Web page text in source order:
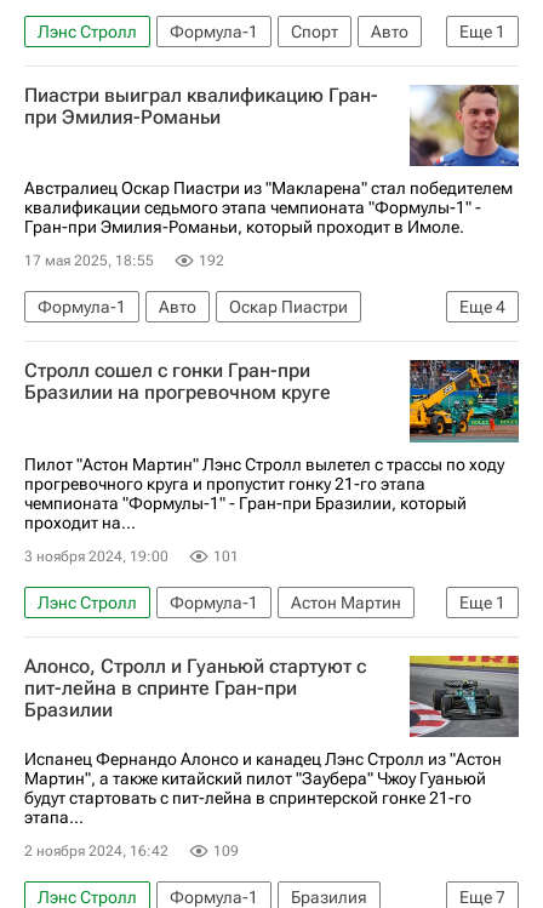
Еще 1
Лэнс Стролл Формула-1 Спорт
Авто
Астон Мартин
Пиастри выиграл квалификацию Гран-
при Эмилия-Романьи
Австралиец Оскар Пиастри из "Макларена" стал победителем
квалификации седьмого этапа чемпионата "Формулы-1" -
Гран-при Эмилия-Романьи, который проходит в Имоле.
17 мая 2025, 18:55 192
Еще4
Формула-1 Авто
Оскар Пиастри
Макс Ферстаппен
Джордж Расселл
Макларен
Мерседес
Стролл сошел с гонки Гран-при
Бразилии на прогревочном круге
Пилот "Астон Мартин" Лэнс Стролл вылетел с трассы по ходу
прогревочного круга и пропустит гонку 21-го этапа
чемпионата "Формулы-1" - Гран-при Бразилии, который
проходит на...
3 ноября 2024, 19:00 101
Еще 1
Лэнс Стролл Формула-1
Астон Мартин
Автоспорт
Алонсо, Стролл и Гуаньюй стартуют с
пит-лейна в спринте Гран-при
Бразилии
Испанец Фернандо Алонсо и канадец Лэнс Стролл из "Астон
Мартин", а также китайский пилот "Заубера" Чжоу Гуаньюй
будут стартовать с пит-лейна в спринтерской гонке 21-го
этапа...
2 ноября 2024, 16:42 109
Еще7
Лэнс Стролл Формула-1
Бразилия